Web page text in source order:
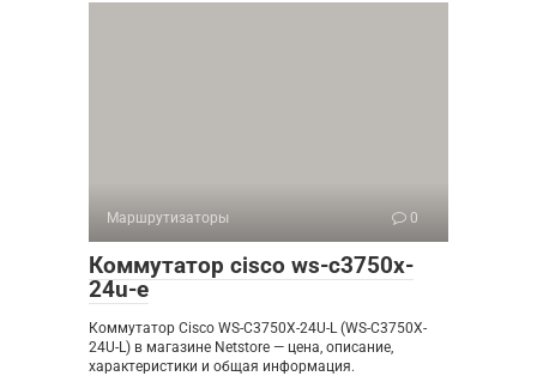
Маршрутизаторы 0
Коммутатор cisco ws-c3750x-
24u-e
Коммутатор Cisco WS-C3750X-24U-L (WS-C3750X-
24U-L) в магазине Netstore — цена, описание,
характеристики и общая информация.